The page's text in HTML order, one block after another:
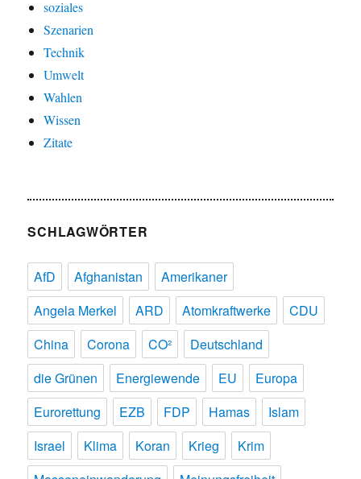
soziales
Szenarien
Technik
Umwelt
Wahlen
Wissen
Zitate
SCHLAGWÖRTER
AfD Afghanistan
Amerikaner
Angela Merkel
ARD Atomkraftwerke
CDU
China
Corona CO²
Deutschland
die Grünen
Energiewende EU
Europa
Eurorettung
EZB FDP Hamas
Islam
Israel
Klima Koran Krieg
Krim